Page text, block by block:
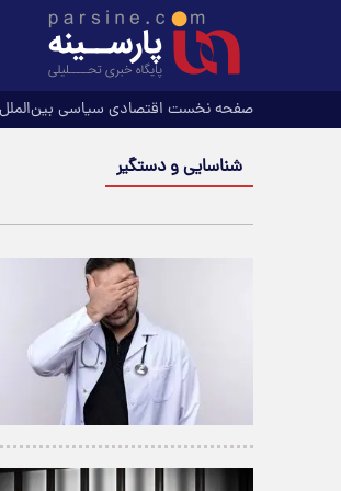
صفحه نخست اقتصادی سیاسی بین‌الملل
شناسایی و دستگیر